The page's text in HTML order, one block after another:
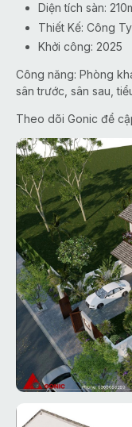
Diện tích sàn:
Thiết Kế: Công
Khởi công: 2025
Công năng: Phòng
sân trước, sân sau,
Theo dõi Gonic để